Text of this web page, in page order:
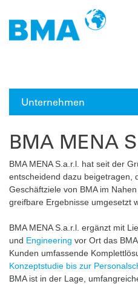
Unternehmen
BMA MENA
BMA MENA S.a.r.l. hat seit der
entscheidend dazu beigetragen,
Geschäftziele von BMA im
greifbare Ergebnisse umgesetzt
BMA MENA S.a.r.l. ergänzt mit
und Engineering vor Ort das
Kunden umfassende
Konzeptstudie bis zur
BMA ist in der Lage,